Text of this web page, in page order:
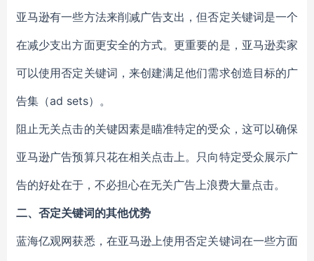
亚马逊有一些方法来削减广告支出，但否定关键词是一个
在减少支出方面更安全的方式。更重要的是，亚马逊卖家
可以使用否定关键词，来创建满足他们需求创造目标的广
告集（ad sets）。
阻止无关点击的关键因素是瞄准特定的受众，这可以确保
亚马逊广告预算只花在相关点击上。只向特定受众展示广
告的好处在于，不必担心在无关广告上浪费大量点击。
二、 否定关键词的其他优势
蓝海亿观网获悉，在亚马逊上使用否定关键词在一些方面